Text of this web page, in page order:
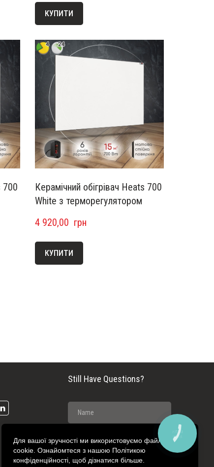
КУПИТИ
700
Керамічний обігрівач Heats 700
White з терморегулятором
4 920,00  грн
КУПИТИ
Still Have Questions?
Для вашої зручності ми використовуємо файли
cookie. Ознайомтеся з нашою Політикою
конфіденційності, щоб дізнатися більше.